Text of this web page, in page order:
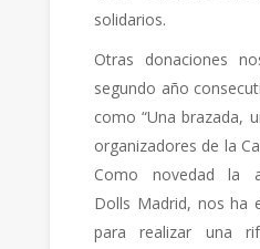
solidarios.
Otras donaciones
segundo año
como “Una brazada,
organizadores de la
Como novedad la
Dolls Madrid, nos ha
para realizar una